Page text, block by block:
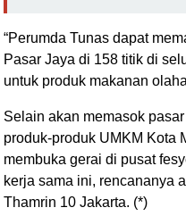
“Perumda Tunas dapat
Pasar Jaya di 158 titik di
untuk produk makanan
Selain akan memasok
produk-produk UMKM Kota
membuka gerai di pusat
kerja sama ini, rencananya
Thamrin 10 Jakarta. (*)